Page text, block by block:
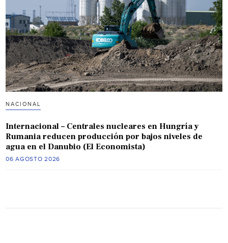
NACIONAL
Internacional – Centrales nucleares en Hungría y
Rumania reducen producción por bajos niveles de
agua en el Danubio (El Economista)
06 AGOSTO 2026